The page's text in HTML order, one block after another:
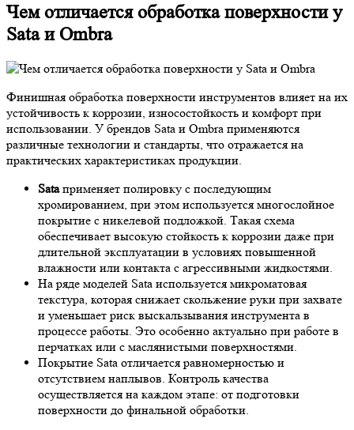
Чем отличается обработка поверхности у
Sata и Ombra
Финишная обработка поверхности инструментов влияет на их
устойчивость к коррозии, износостойкость и комфорт при
использовании. У брендов Sata и Ombra применяются
различные технологии и стандарты, что отражается на
практических характеристиках продукции.
Sataприменяет полировку с последующим
хромированием, при этом используется многослойное
покрытие с никелевой подложкой. Такая схема
обеспечивает высокую стойкость к коррозии даже при
длительной эксплуатации в условиях повышенной
влажности или контакта с агрессивными жидкостями.
На ряде моделей Sata используется микроматовая
текстура, которая снижает скольжение руки при захвате
и уменьшает риск выскальзывания инструмента в
процессе работы. Это особенно актуально при работе в
перчатках или с маслянистыми поверхностями.
Покрытие Sata отличается равномерностью и
отсутствием наплывов. Контроль качества
осуществляется на каждом этапе: от подготовки
поверхности до финальной обработки.